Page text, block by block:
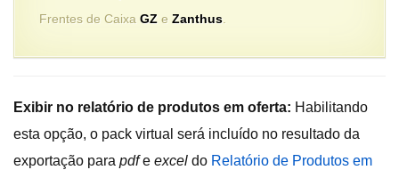
Frentes de Caixa GZ e Zanthus
Exibir no relatório de produtos em oferta: Habilitando
esta opção, o pack virtual será incluído no resultado da
exportação para pdfe excel do Relatório de Produtos em